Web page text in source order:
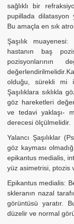
sağlıklı bir
pupillada dilatasyon
Bu amaçla en sık
Şaşılık
hastanın baş
pozisyonlarının
olduğu, sürekli mi
Şaşılıklara sıklıkla
göz hareketleri
ve tedavi yaklaşı-
derecesi ölçülmelidir.
Yalancı Şaşılıklar
göz kayması
epikantus medialis,
yüz asimetrisi, ptozis
Epikantus medialis:
skleranın nazal
görüntüsü yaratır.
düzelir ve normal